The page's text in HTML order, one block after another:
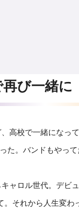
び一緒に
高校で一緒になっ
た。バンドもやっ
ャロル世代。デビ
それから人生変わ